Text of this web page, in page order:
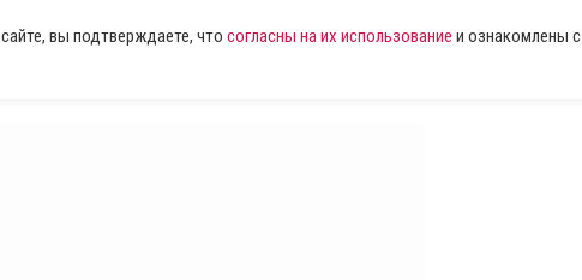
вы подтверждаете, что согласны на их использование и ознакомлены с